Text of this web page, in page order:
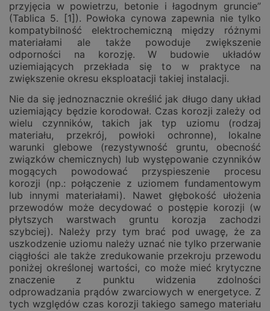
przyjęcia w powietrzu, betonie i łagodnym gruncie”
(Tablica 5. [1]). Powłoka cynowa zapewnia nie tylko
kompatybilność elektrochemiczną między różnymi
materiałami ale także powoduje zwiększenie
odporności na korozję. W budowie układów
uziemiających przekłada się to w praktyce na
zwiększenie okresu eksploatacji takiej instalacji.
Nie da się jednoznacznie określić jak długo dany układ
uziemiający będzie korodował. Czas korozji zależy od
wielu czynników, takich jak typ uziomu (rodzaj
materiału, przekrój, powłoki ochronne), lokalne
warunki glebowe (rezystywność gruntu, obecność
związków chemicznych) lub występowanie czynników
mogących powodować przyspieszenie procesu
korozji (np.: połączenie z uziomem fundamentowym
lub innymi materiałami). Nawet głębokość ułożenia
przewodów może decydować o postępie korozji (w
płytszych warstwach gruntu korozja zachodzi
szybciej). Należy przy tym brać pod uwagę, że za
uszkodzenie uziomu należy uznać nie tylko przerwanie
ciągłości ale także zredukowanie przekroju przewodu
poniżej określonej wartości, co może mieć krytyczne
znaczenie z punktu widzenia zdolności
odprowadzania prądów zwarciowych w energetyce. Z
tych względów czas korozji takiego samego materiału